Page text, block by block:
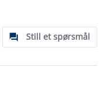
Still et spørsmål